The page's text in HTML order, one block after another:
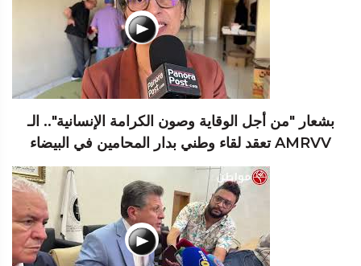
بشعار "من أجل الوقاية وصون الكرامة الإنسانية".. الـ
AMRVV تعقد لقاء وطني بدار المحامين في البيضاء